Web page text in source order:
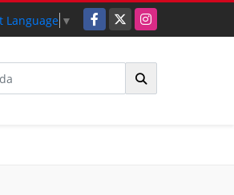
Language ▼ Facebook
X Instagram